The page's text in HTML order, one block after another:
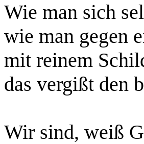
Wie man sich
wie man gegen
mit reinem
das vergißt den
Wir sind, weiß